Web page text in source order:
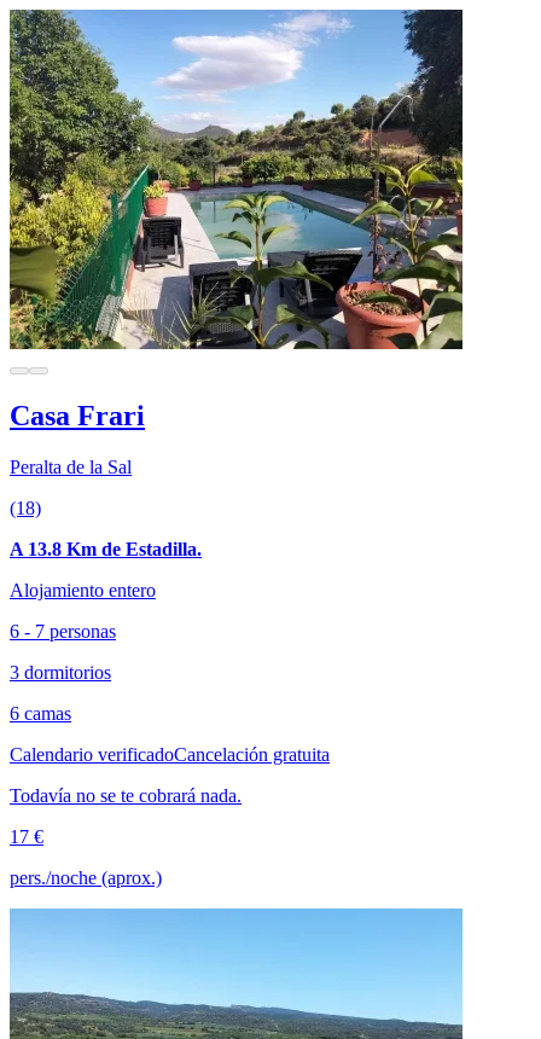
Casa Frari
Peralta de la Sal
(18)
A 13.8 Km de Estadilla.
Alojamiento entero
6 - 7 personas
3 dormitorios
6 camas
Calendario verificadoCancelación gratuita
Todavía no se te cobrará nada.
17 €
pers./noche (aprox.)